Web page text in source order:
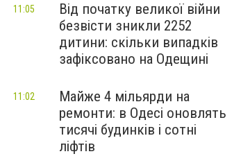
Від початку великої війни
безвісти зникли 2252
дитини: скільки випадків
зафіксовано на Одещині
11:05
Майже 4 мільярди на
ремонти: в Одесі оновлять
тисячі будинків і сотні
ліфтів
11:02